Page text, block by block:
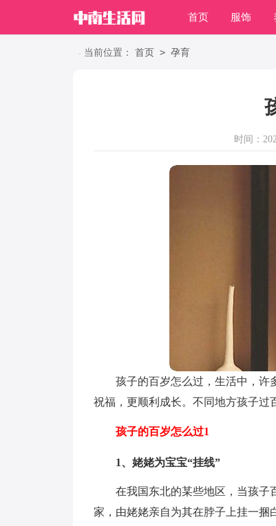
首页 服饰
职场
当前位置： 首页 > 孕育
时间：
孩子的百岁怎么过，生活中，许
祝福，更顺利成长。不同地方孩子过
孩子的百岁怎么过1
1、姥姥为宝宝“挂线”
在我国东北的某些地区，当孩子
家，由姥姥亲自为其在脖子上挂一捆